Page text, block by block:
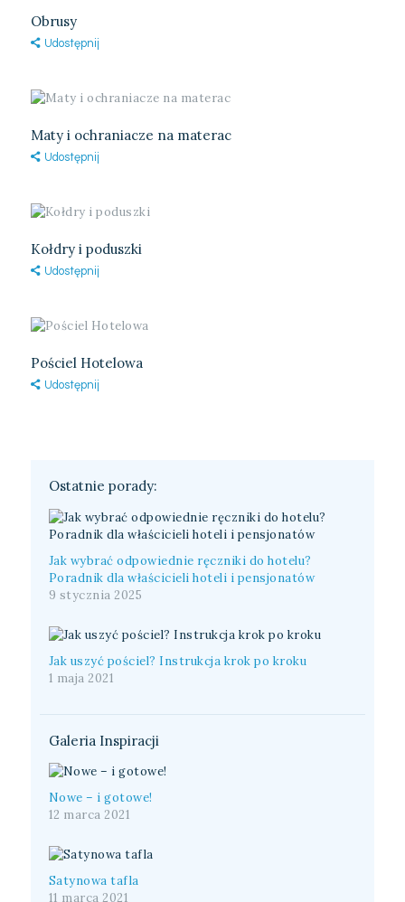
Obrusy
Udostępnij
Maty i ochraniacze na materac
Udostępnij
Kołdry i poduszki
Udostępnij
Pościel Hotelowa
Udostępnij
Ostatnie porady:
Jak wybrać odpowiednie ręczniki do hotelu?
Poradnik dla właścicieli hoteli i pensjonatów
9 stycznia 2025
Jak uszyć pościel? Instrukcja krok po kroku
1 maja 2021
Galeria Inspiracji
Nowe – i gotowe!
12 marca 2021
Satynowa tafla
11 marca 2021